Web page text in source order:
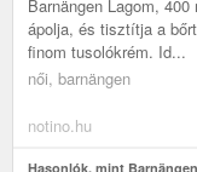
Barnängen Lagom,
ápolja, és tisztítja a
finom tusolókrém. Id...
női, barnängen
notino.hu
Hasonlók, mint